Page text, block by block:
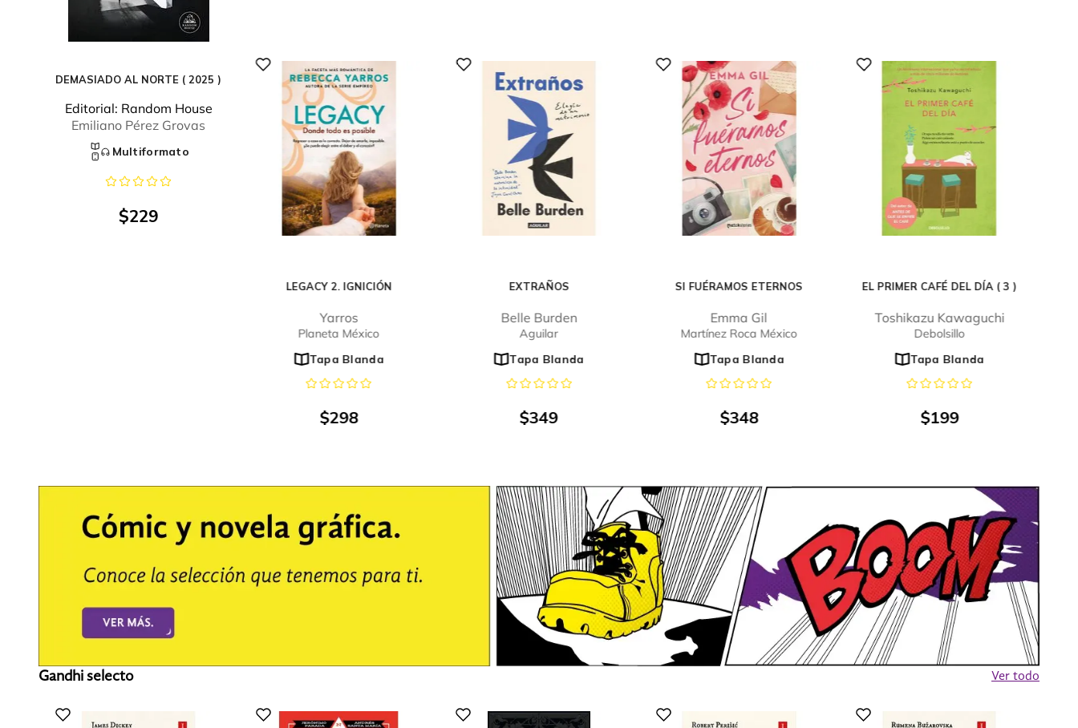
DEMASIADO AL NORTE ( 2025 )
Editorial: Random House
Emiliano Pérez Grovas
Multiformato
$229
LEGACY 2. IGNICIÓN
Yarros
Planeta México
Tapa Blanda
$298
EXTRAÑOS
Belle Burden
Aguilar
Tapa Blanda
$349
SI FUÉRAMOS ETERNOS
Emma Gil
Martínez Roca México
Tapa Blanda
$348
EL PRIMER CAFÉ DEL DÍA ( 3 )
Toshikazu Kawaguchi
Debolsillo
Tapa Blanda
$199
Gandhi selecto Ver todo